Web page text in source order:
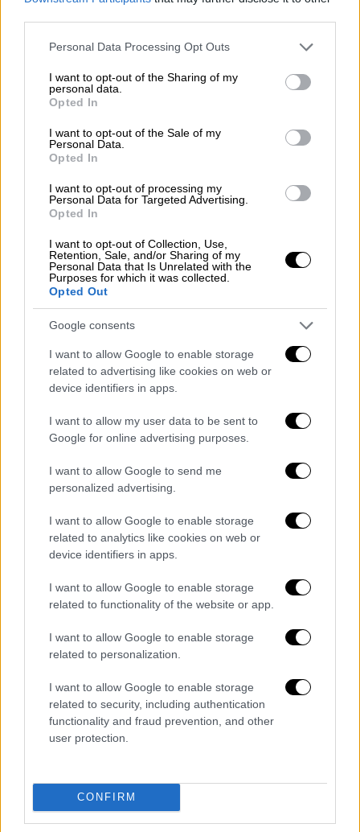
Please note that this website/app uses one or more Google
not limited to your visit or usage behaviour. You may click to
grant or deny consent to Google and its third-party tags to
use your data for below specified purposes in below Google
consent section.
Personal Data Processing Opt Outs
I want to opt-out of the Sharing of my
personal data.
Opted In
I want to opt-out of the Sale of my
Personal Data.
Opted In
I want to opt-out of processing my
Personal Data for Targeted Advertising.
Opted In
I want to opt-out of Collection, Use,
Retention, Sale, and/or Sharing of my
Personal Data that Is Unrelated with the
Purposes for which it was collected.
Opted Out
Google consents
I want to allow Google to enable storage
related to advertising like cookies on web or
device identifiers in apps.
I want to allow my user data to be sent to
Google for online advertising purposes.
I want to allow Google to send me
personalized advertising.
I want to allow Google to enable storage
related to analytics like cookies on web or
device identifiers in apps.
I want to allow Google to enable storage
related to functionality of the website or app.
I want to allow Google to enable storage
related to personalization.
I want to allow Google to enable storage
related to security, including authentication
functionality and fraud prevention, and other
user protection.
CONFIRM
Τα πυρά στηνΝτιμόναείναι«απάντηση» σε
πλήγμα εναντίον της ιρανικής πυρηνικής
ιρανική τηλεόραση.
ειδικούς σε στρατιωτικές υποθέσεις, «η
αποτυχία να αναχαιτιστούν οι δύο ιρανικοί
βαλλιστικοί πύραυλοι που έπληξαν την
Ντιμόνα και την Αράντ εξηγείται από
διαφορετικές συνθήκες που δεν έχουν
σχέση μεταξύ τους»
Οι δύο αποτυχίες αναχαίτισης«στην ίδια
ζώνη με δύο ώρες διαφορά είναι παρά
απόλυτη σύμπτωση»,
ανέφεραν οι Times of
Πολεμική Αεροπορίας στους στρατιωτικούς
συντάκτες.
αντιαεροπορικοί συναγερμοίκαι οι
εκτοξεύσεις πυραύλων συνεχίστηκαν
Ισραήλ, τουλάχιστον έξι, σύμφωνα με τους
Times of Israel.Οι ομοβροντίες προκάλεσαν
τον τραυματισμό ενός ανθρώπου στην
περιοχή του Τελ Αβίβ, σύμφωνα με το
ισραηλινό αντίστοιχο του Ερυθρού Σταυρού,
Magen David Adom (MDA).
Μετά τις ομοβροντίες που εξαπέλυσε το
στηνΝτιμόνακαι τηνΑράντ , η ισραηλινή
παθητική άμυνα ενίσχυσε τα μέτρα
προστασίας στο νότιο τμήμα της χώρας, που
ειχε γλιτώσει μέχρι τώρα από τους
πυραύλους.